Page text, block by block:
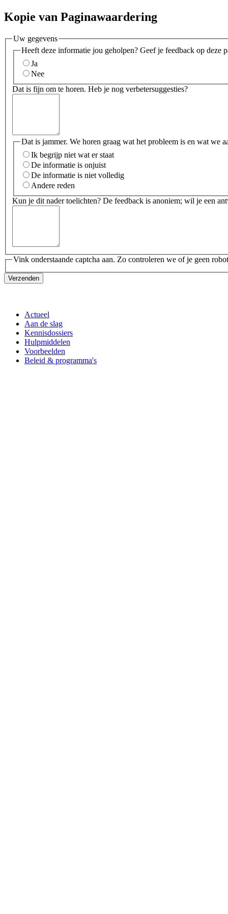
Kopie van Paginawaardering
Uw gegevens
Heeft deze informatie jou geholpen? Geef je feedback op deze
Ja
Nee
Dat is fijn om te horen. Heb je nog verbetersuggesties?
Dat is jammer. We horen graag wat het probleem is en wat we
Ik begrijp niet wat er staat
De informatie is onjuist
De informatie is niet volledig
Andere reden
Kun je dit nader toelichten? De feedback is anoniem; wil je een
Vink onderstaande captcha aan. Zo controleren we of je geen
Verzenden
Actueel
Aan de slag
Kennisdossiers
Hulpmiddelen
Voorbeelden
Beleid & programma's